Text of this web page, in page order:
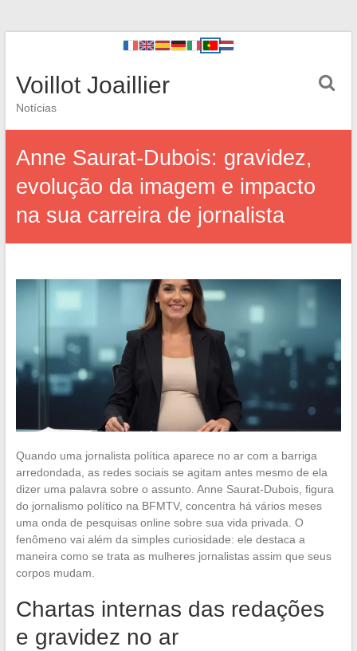
Voillot Joaillier
Notícias
Anne Saurat-Dubois: gravidez,
evolução da imagem e impacto
na sua carreira de jornalista
Quando uma jornalista política aparece no ar com a barriga
arredondada, as redes sociais se agitam antes mesmo de ela
dizer uma palavra sobre o assunto. Anne Saurat-Dubois, figura
do jornalismo político na BFMTV, concentra há vários meses
uma onda de pesquisas online sobre sua vida privada. O
fenômeno vai além da simples curiosidade: ele destaca a
maneira como se trata as mulheres jornalistas assim que seus
corpos mudam.
Chartas internas das redações
e gravidez no ar